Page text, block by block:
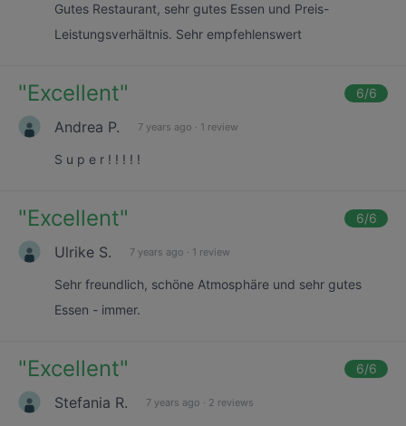
Gutes Restaurant, sehr gutes Essen und Preis-
Leistungsverhältnis. Sehr empfehlenswert
"Excellent" 6/6
Andrea P. 7 years ago · 1 review
S u p e r ! ! ! ! !
"Excellent" 6/6
Ulrike S. 7 years ago · 1 review
Sehr freundlich, schöne Atmosphäre und sehr gutes
Essen - immer.
"Excellent" 6/6
Stefania R. 7 years ago · 2 reviews